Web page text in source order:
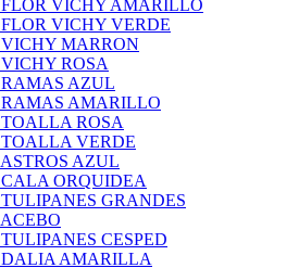
FLOR VICHY AMARILLO
FLOR VICHY VERDE
VICHY MARRON
ROSA
RAMAS AZUL
RAMAS AMARILLO
TOALLA ROSA
TOALLA VERDE
AZUL
CALA ORQUIDEA
TULIPANES GRANDES
CESPED
DALIA AMARILLA